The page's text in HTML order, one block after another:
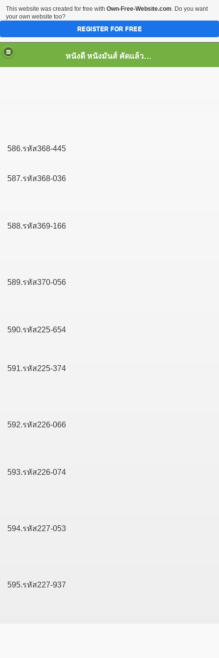
หนังดี หนังมันส์ คัดแล้ว เพื่อคุณ
586.รหัส368-445
587.รหัส368-036
588.รหัส369-166
589.รหัส370-056
590.รหัส225-654
591.รหัส225-374
592.รหัส226-066
593.รหัส226-074
594.รหัส227-053
595.รหัส227-937
This website was created for free with Own-Free-Website.com. Do you want
your own website too?
REGISTER FOR FREE